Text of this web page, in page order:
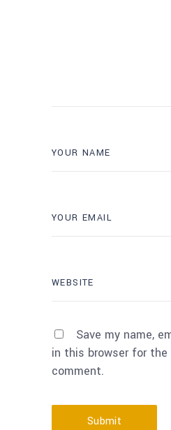
Save my name,
in this browser for
comment.
Submit